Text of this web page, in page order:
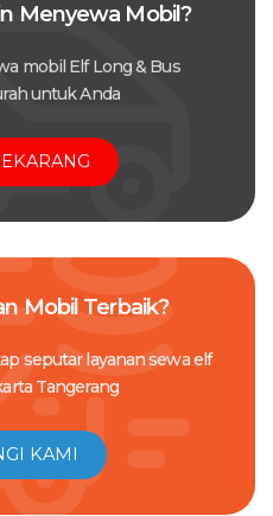
Menyewa Mobil?
mobil Elf Long & Bus
untuk Anda
Mobil Terbaik?
seputar layanan sewa elf
Tangerang
KAMI